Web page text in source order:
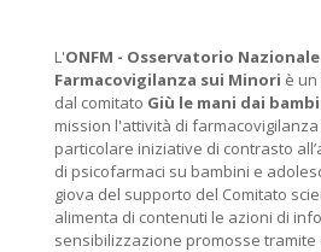
L'ONFM - Osservatorio
Farmacovigilanza sui Minori è
dal comitato Giù le mani dai
mission l'attività di
particolare iniziative di contrasto
di psicofarmaci su bambini e
giova del supporto del Comitato
alimenta di contenuti le azioni di
sensibilizzazione promosse